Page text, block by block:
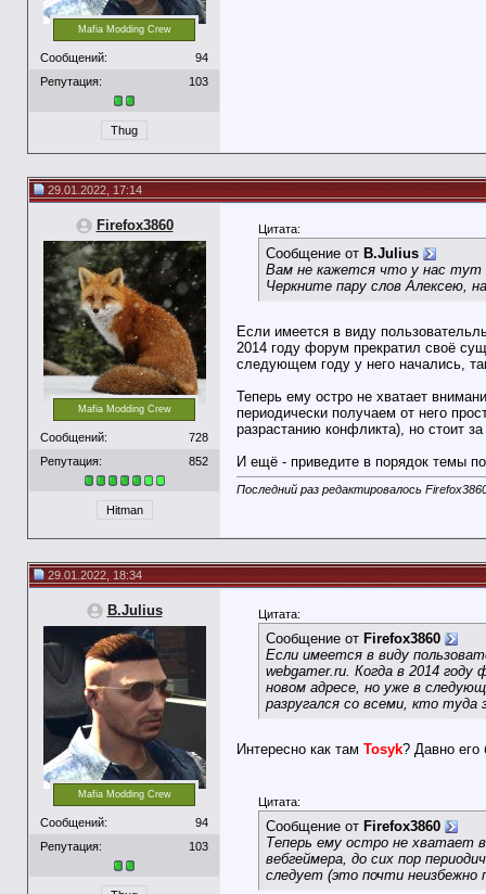
Mafia Modding Crew
Сообщений:
94
Репутация:
103
Thug
29.01.2022, 17:14
Firefox3860
Mafia Modding Crew
Сообщений:
728
Репутация:
852
Hitman
Цитата:
Сообщение от B.Julius
Вам не кажется что у нас тут
Черкните пару слов Алексею,
Если имеется в виду
2014 году форум прекратил своё
следующем году у него начались,
Теперь ему остро не хватает
периодически получаем от него
разрастанию конфликта), но стоит
И ещё - приведите в порядок темы
Последний раз редактировалось
29.01.2022, 18:34
B.Julius
Mafia Modding Crew
Сообщений:
94
Репутация:
103
Цитата:
Сообщение от Firefox3860
Если имеется в виду
webgamer.ru. Когда в 2014
новом адресе, но уже в
разругался со всеми, кто туда
Интересно как там Tosyk? Давно его
Цитата:
Сообщение от Firefox3860
Теперь ему остро не хватает
вебгеймера, до сих пор
следует (это почти неизбежно